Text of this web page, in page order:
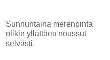
Sunnuntaina merenpinta
olikin yllättäen noussut
selvästi.